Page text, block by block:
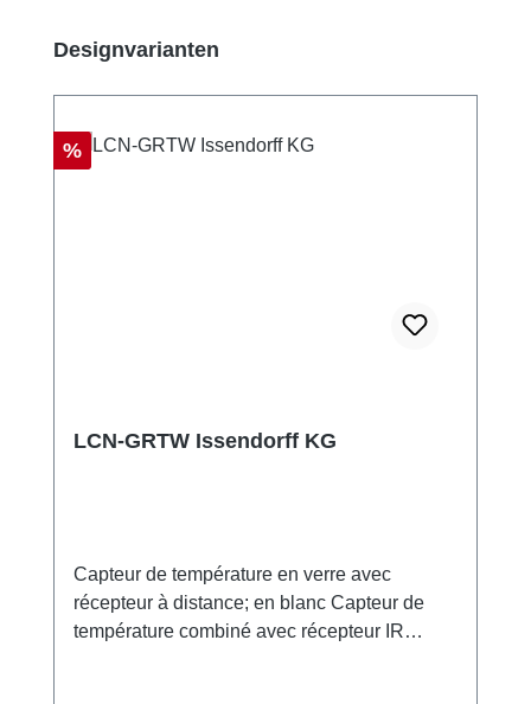
Ignorer la galerie de produits
Designvarianten
Réduction
%
LCN-GRTW Issendorff KG
Capteur de température en verre avec
récepteur à distance; en blanc Capteur de
température combiné avec récepteur IR